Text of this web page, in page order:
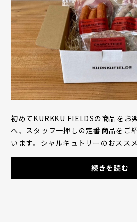
初めてKURKKU FIELDSの商品をお
へ、スタッフ一押しの定番商品をご
います。シャルキュトリーのおスス
セット。本日は中身を少しご紹介い
続きを読む